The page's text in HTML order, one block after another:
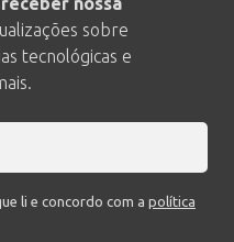
sobre
tecnológicas e
li e concordo com a política